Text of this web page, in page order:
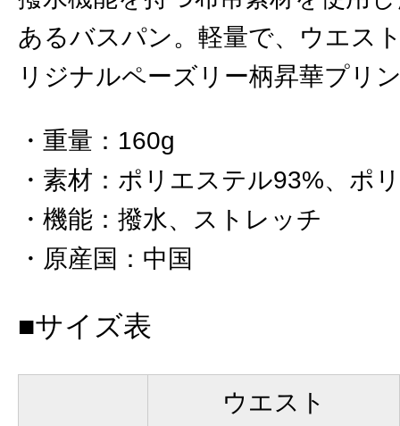
あるバスパン。軽量で、ウエス
リジナルペーズリー柄昇華プリ
重量 ： 160g
素材 ： ポリエステル93%、ポ
機能 ： 撥水、ストレッチ
原産国 ： 中国
■サイズ表
ウエスト